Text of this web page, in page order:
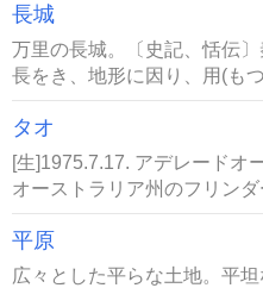
長城
万里の長城。〔史記、恬伝
長をき、地形に因り、用(も
タオ
[生]1975.7.17. アデレードオ
オーストラリア州のフリンダ
平原
広々とした平らな土地。平